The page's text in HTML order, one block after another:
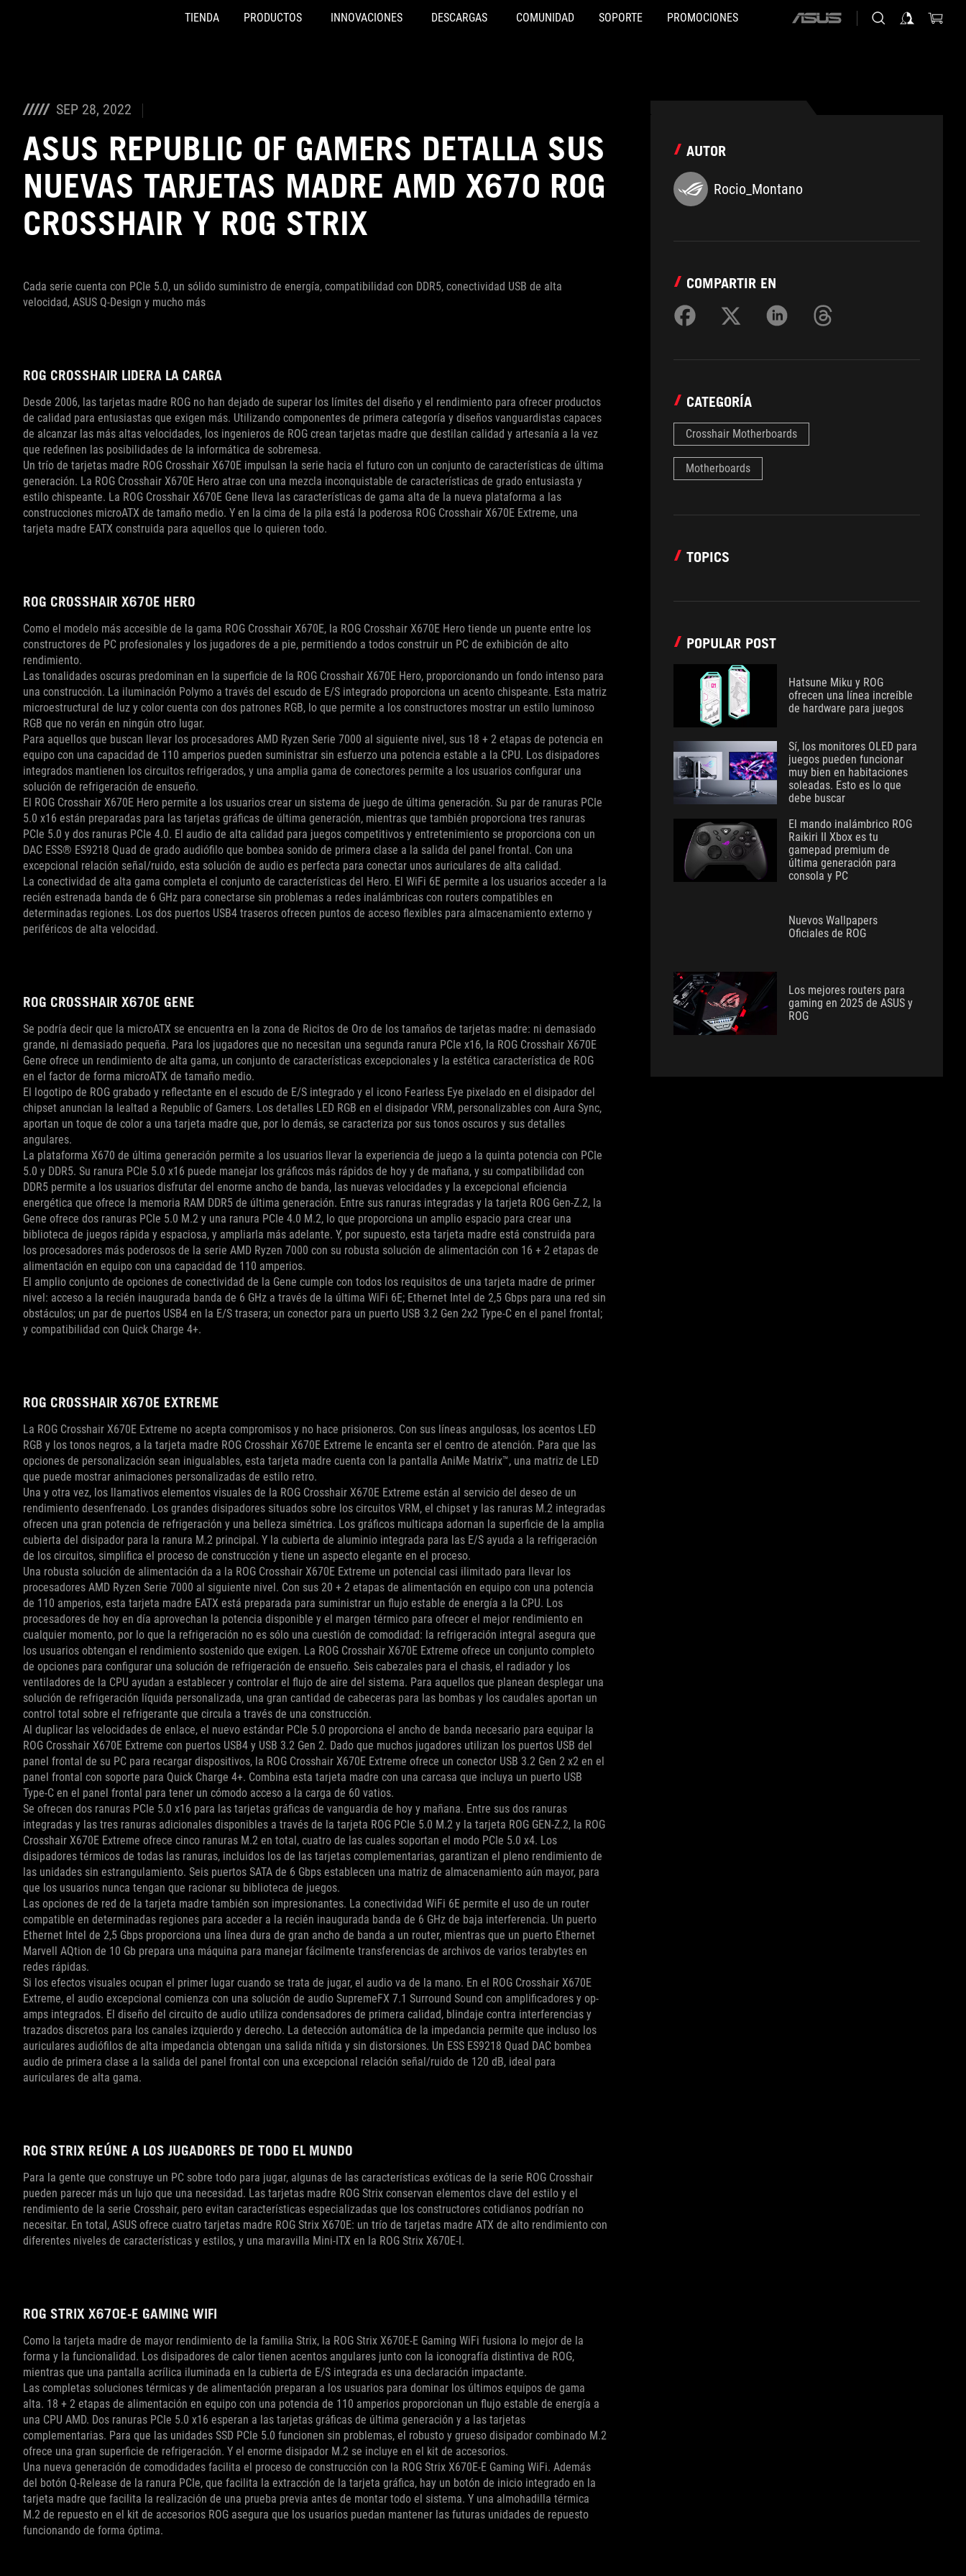
TIENDA PRODUCTOS INNOVACIONES DESCARGAS COMUNIDAD SOPORTE PROMOCIONES
ASUS
SEP 28, 2022
ASUS REPUBLIC OF GAMERS DETALLA SUS
NUEVAS TARJETAS MADRE AMD X670 ROG
CROSSHAIR Y ROG STRIX
Cada serie cuenta con PCIe 5.0, un sólido suministro de energía, compatibilidad con DDR5, conectividad USB de alta
velocidad, ASUS Q-Design y mucho más
ROG CROSSHAIR LIDERA LA CARGA
Desde 2006, las tarjetas madre ROG no han dejado de superar los límites del diseño y el rendimiento para ofrecer productos
de calidad para entusiastas que exigen más. Utilizando componentes de primera categoría y diseños vanguardistas capaces
de alcanzar las más altas velocidades, los ingenieros de ROG crean tarjetas madre que destilan calidad y artesanía a la vez
que redefinen las posibilidades de la informática de sobremesa.
Un trío de tarjetas madre ROG Crosshair X670E impulsan la serie hacia el futuro con un conjunto de características de última
generación. La ROG Crosshair X670E Hero atrae con una mezcla inconquistable de características de grado entusiasta y
estilo chispeante. La ROG Crosshair X670E Gene lleva las características de gama alta de la nueva plataforma a las
construcciones microATX de tamaño medio. Y en la cima de la pila está la poderosa ROG Crosshair X670E Extreme, una
tarjeta madre EATX construida para aquellos que lo quieren todo.
ROG CROSSHAIR X670E HERO
Como el modelo más accesible de la gama ROG Crosshair X670E, la ROG Crosshair X670E Hero tiende un puente entre los
constructores de PC profesionales y los jugadores de a pie, permitiendo a todos construir un PC de exhibición de alto
rendimiento.
Las tonalidades oscuras predominan en la superficie de la ROG Crosshair X670E Hero, proporcionando un fondo intenso para
una construcción. La iluminación Polymo a través del escudo de E/S integrado proporciona un acento chispeante. Esta matriz
microestructural de luz y color cuenta con dos patrones RGB, lo que permite a los constructores mostrar un estilo luminoso
RGB que no verán en ningún otro lugar.
Para aquellos que buscan llevar los procesadores AMD Ryzen Serie 7000 al siguiente nivel, sus 18 + 2 etapas de potencia en
equipo con una capacidad de 110 amperios pueden suministrar sin esfuerzo una potencia estable a la CPU. Los disipadores
integrados mantienen los circuitos refrigerados, y una amplia gama de conectores permite a los usuarios configurar una
solución de refrigeración de ensueño.
El ROG Crosshair X670E Hero permite a los usuarios crear un sistema de juego de última generación. Su par de ranuras PCIe
5.0 x16 están preparadas para las tarjetas gráficas de última generación, mientras que también proporciona tres ranuras
PCIe 5.0 y dos ranuras PCIe 4.0. El audio de alta calidad para juegos competitivos y entretenimiento se proporciona con un
DAC ESS® ES9218 Quad de grado audiófilo que bombea sonido de primera clase a la salida del panel frontal. Con una
excepcional relación señal/ruido, esta solución de audio es perfecta para conectar unos auriculares de alta calidad.
La conectividad de alta gama completa el conjunto de características del Hero. El WiFi 6E permite a los usuarios acceder a la
recién estrenada banda de 6 GHz para conectarse sin problemas a redes inalámbricas con routers compatibles en
determinadas regiones. Los dos puertos USB4 traseros ofrecen puntos de acceso flexibles para almacenamiento externo y
periféricos de alta velocidad.
ROG CROSSHAIR X670E GENE
Se podría decir que la microATX se encuentra en la zona de Ricitos de Oro de los tamaños de tarjetas madre: ni demasiado
grande, ni demasiado pequeña. Para los jugadores que no necesitan una segunda ranura PCIe x16, la ROG Crosshair X670E
Gene ofrece un rendimiento de alta gama, un conjunto de características excepcionales y la estética característica de ROG
en el factor de forma microATX de tamaño medio.
El logotipo de ROG grabado y reflectante en el escudo de E/S integrado y el icono Fearless Eye pixelado en el disipador del
chipset anuncian la lealtad a Republic of Gamers. Los detalles LED RGB en el disipador VRM, personalizables con Aura Sync,
aportan un toque de color a una tarjeta madre que, por lo demás, se caracteriza por sus tonos oscuros y sus detalles
angulares.
La plataforma X670 de última generación permite a los usuarios llevar la experiencia de juego a la quinta potencia con PCIe
5.0 y DDR5. Su ranura PCIe 5.0 x16 puede manejar los gráficos más rápidos de hoy y de mañana, y su compatibilidad con
DDR5 permite a los usuarios disfrutar del enorme ancho de banda, las nuevas velocidades y la excepcional eficiencia
energética que ofrece la memoria RAM DDR5 de última generación. Entre sus ranuras integradas y la tarjeta ROG Gen-Z.2, la
Gene ofrece dos ranuras PCIe 5.0 M.2 y una ranura PCIe 4.0 M.2, lo que proporciona un amplio espacio para crear una
biblioteca de juegos rápida y espaciosa, y ampliarla más adelante. Y, por supuesto, esta tarjeta madre está construida para
los procesadores más poderosos de la serie AMD Ryzen 7000 con su robusta solución de alimentación con 16 + 2 etapas de
alimentación en equipo con una capacidad de 110 amperios.
El amplio conjunto de opciones de conectividad de la Gene cumple con todos los requisitos de una tarjeta madre de primer
nivel: acceso a la recién inaugurada banda de 6 GHz a través de la última WiFi 6E; Ethernet Intel de 2,5 Gbps para una red sin
obstáculos; un par de puertos USB4 en la E/S trasera; un conector para un puerto USB 3.2 Gen 2x2 Type-C en el panel frontal;
y compatibilidad con Quick Charge 4+.
ROG CROSSHAIR X670E EXTREME
La ROG Crosshair X670E Extreme no acepta compromisos y no hace prisioneros. Con sus líneas angulosas, los acentos LED
RGB y los tonos negros, a la tarjeta madre ROG Crosshair X670E Extreme le encanta ser el centro de atención. Para que las
opciones de personalización sean inigualables, esta tarjeta madre cuenta con la pantalla AniMe Matrix™, una matriz de LED
que puede mostrar animaciones personalizadas de estilo retro.
Una y otra vez, los llamativos elementos visuales de la ROG Crosshair X670E Extreme están al servicio del deseo de un
rendimiento desenfrenado. Los grandes disipadores situados sobre los circuitos VRM, el chipset y las ranuras M.2 integradas
ofrecen una gran potencia de refrigeración y una belleza simétrica. Los gráficos multicapa adornan la superficie de la amplia
cubierta del disipador para la ranura M.2 principal. Y la cubierta de aluminio integrada para las E/S ayuda a la refrigeración
de los circuitos, simplifica el proceso de construcción y tiene un aspecto elegante en el proceso.
Una robusta solución de alimentación da a la ROG Crosshair X670E Extreme un potencial casi ilimitado para llevar los
procesadores AMD Ryzen Serie 7000 al siguiente nivel. Con sus 20 + 2 etapas de alimentación en equipo con una potencia
de 110 amperios, esta tarjeta madre EATX está preparada para suministrar un flujo estable de energía a la CPU. Los
procesadores de hoy en día aprovechan la potencia disponible y el margen térmico para ofrecer el mejor rendimiento en
cualquier momento, por lo que la refrigeración no es sólo una cuestión de comodidad: la refrigeración integral asegura que
los usuarios obtengan el rendimiento sostenido que exigen. La ROG Crosshair X670E Extreme ofrece un conjunto completo
de opciones para configurar una solución de refrigeración de ensueño. Seis cabezales para el chasis, el radiador y los
ventiladores de la CPU ayudan a establecer y controlar el flujo de aire del sistema. Para aquellos que planean desplegar una
solución de refrigeración líquida personalizada, una gran cantidad de cabeceras para las bombas y los caudales aportan un
control total sobre el refrigerante que circula a través de una construcción.
Al duplicar las velocidades de enlace, el nuevo estándar PCIe 5.0 proporciona el ancho de banda necesario para equipar la
ROG Crosshair X670E Extreme con puertos USB4 y USB 3.2 Gen 2. Dado que muchos jugadores utilizan los puertos USB del
panel frontal de su PC para recargar dispositivos, la ROG Crosshair X670E Extreme ofrece un conector USB 3.2 Gen 2 x2 en el
panel frontal con soporte para Quick Charge 4+. Combina esta tarjeta madre con una carcasa que incluya un puerto USB
Type-C en el panel frontal para tener un cómodo acceso a la carga de 60 vatios.
Se ofrecen dos ranuras PCIe 5.0 x16 para las tarjetas gráficas de vanguardia de hoy y mañana. Entre sus dos ranuras
integradas y las tres ranuras adicionales disponibles a través de la tarjeta ROG PCIe 5.0 M.2 y la tarjeta ROG GEN-Z.2, la ROG
Crosshair X670E Extreme ofrece cinco ranuras M.2 en total, cuatro de las cuales soportan el modo PCIe 5.0 x4. Los
disipadores térmicos de todas las ranuras, incluidos los de las tarjetas complementarias, garantizan el pleno rendimiento de
las unidades sin estrangulamiento. Seis puertos SATA de 6 Gbps establecen una matriz de almacenamiento aún mayor, para
que los usuarios nunca tengan que racionar su biblioteca de juegos.
Las opciones de red de la tarjeta madre también son impresionantes. La conectividad WiFi 6E permite el uso de un router
compatible en determinadas regiones para acceder a la recién inaugurada banda de 6 GHz de baja interferencia. Un puerto
Ethernet Intel de 2,5 Gbps proporciona una línea dura de gran ancho de banda a un router, mientras que un puerto Ethernet
Marvell AQtion de 10 Gb prepara una máquina para manejar fácilmente transferencias de archivos de varios terabytes en
redes rápidas.
Si los efectos visuales ocupan el primer lugar cuando se trata de jugar, el audio va de la mano. En el ROG Crosshair X670E
Extreme, el audio excepcional comienza con una solución de audio SupremeFX 7.1 Surround Sound con amplificadores y op-
amps integrados. El diseño del circuito de audio utiliza condensadores de primera calidad, blindaje contra interferencias y
trazados discretos para los canales izquierdo y derecho. La detección automática de la impedancia permite que incluso los
auriculares audiófilos de alta impedancia obtengan una salida nítida y sin distorsiones. Un ESS ES9218 Quad DAC bombea
audio de primera clase a la salida del panel frontal con una excepcional relación señal/ruido de 120 dB, ideal para
auriculares de alta gama.
ROG STRIX REÚNE A LOS JUGADORES DE TODO EL MUNDO
Para la gente que construye un PC sobre todo para jugar, algunas de las características exóticas de la serie ROG Crosshair
pueden parecer más un lujo que una necesidad. Las tarjetas madre ROG Strix conservan elementos clave del estilo y el
rendimiento de la serie Crosshair, pero evitan características especializadas que los constructores cotidianos podrían no
necesitar. En total, ASUS ofrece cuatro tarjetas madre ROG Strix X670E: un trío de tarjetas madre ATX de alto rendimiento con
diferentes niveles de características y estilos, y una maravilla Mini-ITX en la ROG Strix X670E-I.
ROG STRIX X670E-E GAMING WIFI
Como la tarjeta madre de mayor rendimiento de la familia Strix, la ROG Strix X670E-E Gaming WiFi fusiona lo mejor de la
forma y la funcionalidad. Los disipadores de calor tienen acentos angulares junto con la iconografía distintiva de ROG,
mientras que una pantalla acrílica iluminada en la cubierta de E/S integrada es una declaración impactante.
Las completas soluciones térmicas y de alimentación preparan a los usuarios para dominar los últimos equipos de gama
alta. 18 + 2 etapas de alimentación en equipo con una potencia de 110 amperios proporcionan un flujo estable de energía a
una CPU AMD. Dos ranuras PCIe 5.0 x16 esperan a las tarjetas gráficas de última generación y a las tarjetas
complementarias. Para que las unidades SSD PCIe 5.0 funcionen sin problemas, el robusto y grueso disipador combinado M.2
ofrece una gran superficie de refrigeración. Y el enorme disipador M.2 se incluye en el kit de accesorios.
Una nueva generación de comodidades facilita el proceso de construcción con la ROG Strix X670E-E Gaming WiFi. Además
del botón Q-Release de la ranura PCIe, que facilita la extracción de la tarjeta gráfica, hay un botón de inicio integrado en la
tarjeta madre que facilita la realización de una prueba previa antes de montar todo el sistema. Y una almohadilla térmica
M.2 de repuesto en el kit de accesorios ROG asegura que los usuarios puedan mantener las futuras unidades de repuesto
funcionando de forma óptima.
AUTOR
Rocio_Montano
COMPARTIR EN
CATEGORÍA
Crosshair Motherboards
Motherboards
TOPICS
POPULAR POST
Hatsune Miku y ROG
ofrecen una línea increíble
de hardware para juegos
Sí, los monitores OLED para
juegos pueden funcionar
muy bien en habitaciones
soleadas. Esto es lo que
debe buscar
El mando inalámbrico ROG
Raikiri II Xbox es tu
gamepad premium de
última generación para
consola y PC
Nuevos Wallpapers
Oficiales de ROG
Los mejores routers para
gaming en 2025 de ASUS y
ROG